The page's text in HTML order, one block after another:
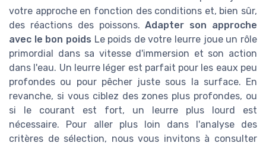
votre approche en fonction des conditions et, bien sûr,
des réactions des poissons.Adapter son approche
avec le bon poids Le poids de votre leurre joue un rôle
primordial dans sa vitesse d'immersion et son action
dans l'eau. Un leurre léger est parfait pour les eaux peu
profondes ou pour pêcher juste sous la surface. En
revanche, si vous ciblez des zones plus profondes, ou
si le courant est fort, un leurre plus lourd est
nécessaire. Pour aller plus loin dans l'analyse des
critères de sélection, nous vous invitons à consulter